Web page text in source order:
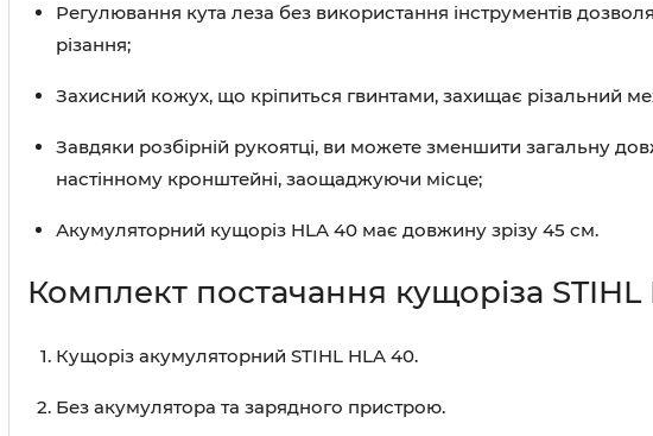
Регулювання кута леза без використання інструментів
різання;
Захисний кожух, що кріпиться гвинтами, захищає різальний
Завдяки розбірній рукоятці, ви можете зменшити загальну
настінному кронштейні, заощаджуючи місце;
Акумуляторний кущоріз HLA 40 має довжину зрізу 45 см.
Комплект постачання кущоріза STIHL
Кущоріз акумуляторний STIHL HLA 40.
Без акумулятора та зарядного пристрою.